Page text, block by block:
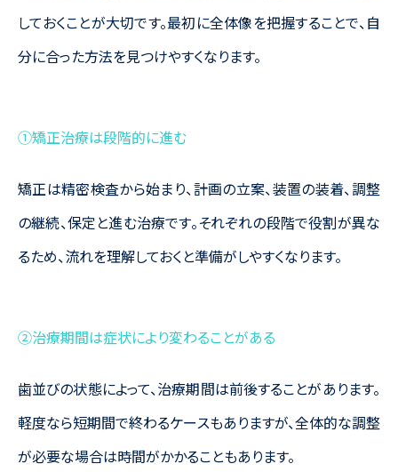
しておくことが大切です。最初に全体像を把握することで、自
分に合った方法を見つけやすくなります。
①矯正治療は段階的に進む
矯正は精密検査から始まり、計画の立案、装置の装着、調整
の継続、保定と進む治療です。それぞれの段階で役割が異な
るため、流れを理解しておくと準備がしやすくなります。
②治療期間は症状により変わることがある
歯並びの状態によって、治療期間は前後することがあります。
軽度なら短期間で終わるケースもありますが、全体的な調整
が必要な場合は時間がかかることもあります。